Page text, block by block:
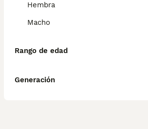
Hembra
Macho
Rango de edad
Generación